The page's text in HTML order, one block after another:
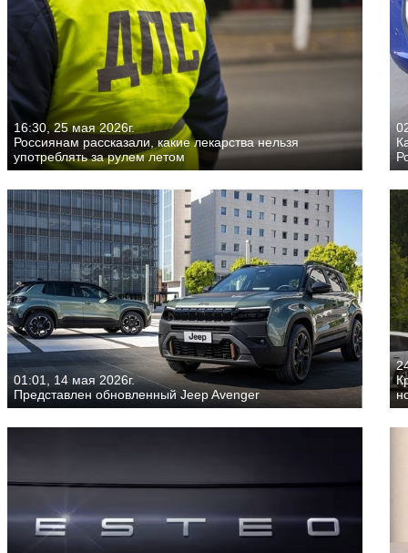
16:30, 25 мая 2026г.
Россиянам рассказали, какие лекарства нельзя
употреблять за рулем летом
01:01, 14 мая 2026г.
Представлен обновленный Jeep Avenger